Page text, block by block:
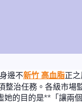
邊不新竹 高血脂正
治任務。各級市
她的目的是**「讓